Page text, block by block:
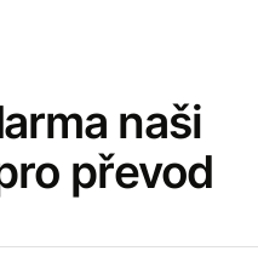
naši
převod